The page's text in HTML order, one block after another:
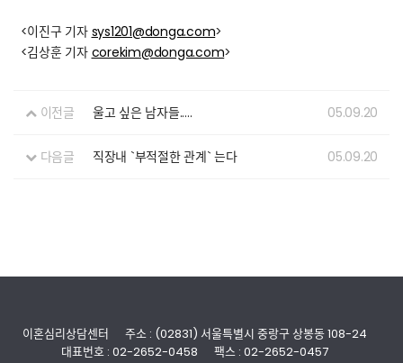
<이진구 기자 sys1201@donga.com>
<김상훈 기자 corekim@donga.com>
이전글 울고 싶은 남자들..... 05.09.20
다음글 직장내 `부적절한 관계` 는다 05.09.20
이혼심리상담센터
주소 : (02831) 서울특별시 중랑구 상봉동 108-24
대표번호 : 02-2652-0458
팩스 : 02-2652-0457